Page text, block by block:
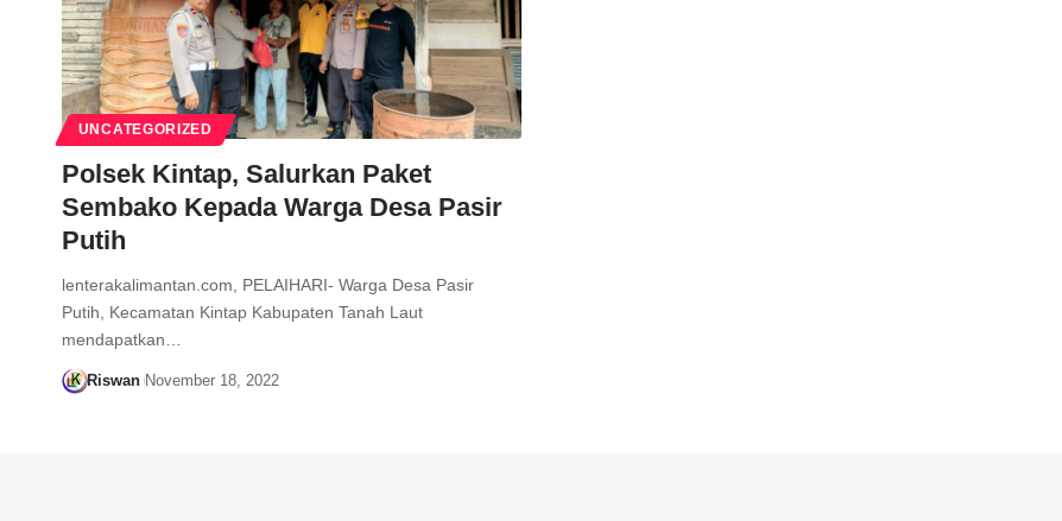
UNCATEGORIZED
Polsek Kintap, Salurkan Paket
Sembako Kepada Warga Desa Pasir
Putih
lenterakalimantan.com, PELAIHARI- Warga Desa Pasir
Putih, Kecamatan Kintap Kabupaten Tanah Laut
mendapatkan…
Riswan November 18, 2022